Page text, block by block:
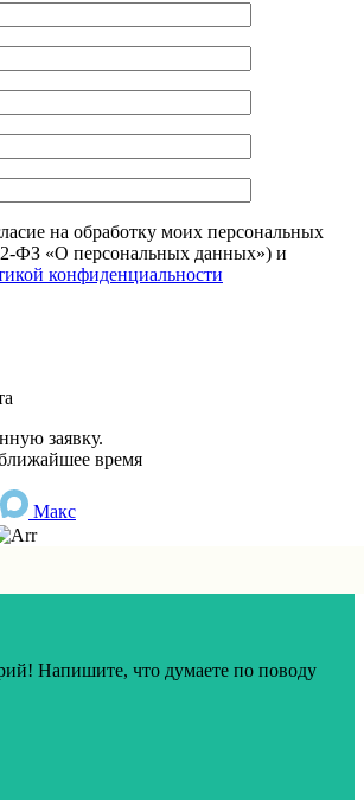
на обработку моих персональных
ФЗ «О персональных данных») и
конфиденциальности
заявку.
время
Макс
Напишите, что думаете по поводу